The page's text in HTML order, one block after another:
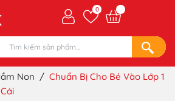
0
Non / Chuẩn Bị Cho Bé Vào Lớp 1